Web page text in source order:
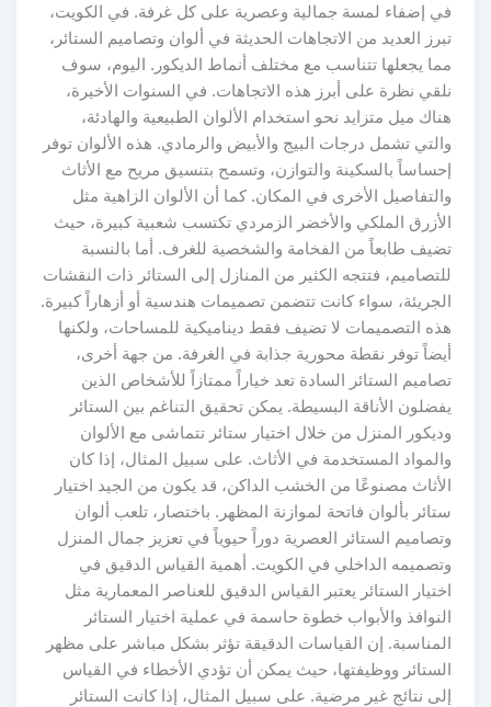
في إضفاء لمسة جمالية وعصرية على كل غرفة. في الكويت،
تبرز العديد من الاتجاهات الحديثة في ألوان وتصاميم الستائر،
مما يجعلها تتناسب مع مختلف أنماط الديكور. اليوم، سوف
نلقي نظرة على أبرز هذه الاتجاهات. في السنوات الأخيرة،
هناك ميل متزايد نحو استخدام الألوان الطبيعية والهادئة،
والتي تشمل درجات البيج والأبيض والرمادي. هذه الألوان توفر
إحساساً بالسكينة والتوازن، وتسمح بتنسيق مريح مع الأثاث
والتفاصيل الأخرى في المكان. كما أن الألوان الزاهية مثل
الأزرق الملكي والأخضر الزمردي تكتسب شعبية كبيرة، حيث
تضيف طابعاً من الفخامة والشخصية للغرف. أما بالنسبة
للتصاميم، فتتجه الكثير من المنازل إلى الستائر ذات النقشات
الجريئة، سواء كانت تتضمن تصميمات هندسية أو أزهاراً كبيرة.
هذه التصميمات لا تضيف فقط ديناميكية للمساحات، ولكنها
أيضاً توفر نقطة محورية جذابة في الغرفة. من جهة أخرى،
تصاميم الستائر السادة تعد خياراً ممتازاً للأشخاص الذين
يفضلون الأناقة البسيطة. يمكن تحقيق التناغم بين الستائر
وديكور المنزل من خلال اختيار ستائر تتماشى مع الألوان
والمواد المستخدمة في الأثاث. على سبيل المثال، إذا كان
الأثاث مصنوعًا من الخشب الداكن، قد يكون من الجيد اختيار
ستائر بألوان فاتحة لموازنة المظهر. باختصار، تلعب ألوان
وتصاميم الستائر العصرية دوراً حيوياً في تعزيز جمال المنزل
وتصميمه الداخلي في الكويت. أهمية القياس الدقيق في
اختيار الستائر يعتبر القياس الدقيق للعناصر المعمارية مثل
النوافذ والأبواب خطوة حاسمة في عملية اختيار الستائر
المناسبة. إن القياسات الدقيقة تؤثر بشكل مباشر على مظهر
الستائر ووظيفتها، حيث يمكن أن تؤدي الأخطاء في القياس
إلى نتائج غير مرضية. على سبيل المثال، إذا كانت الستائر